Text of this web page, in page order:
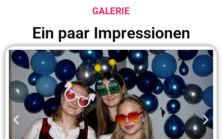
GALERIE
Ein paar Impressionen